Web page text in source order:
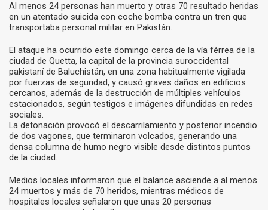
Al menos 24 personas han muerto y otras 70 resultado heridas
en un atentado suicida con coche bomba contra un tren que
transportaba personal militar en Pakistán.
El ataque ha ocurrido este domingo cerca de la vía férrea de la
ciudad de Quetta, la capital de la provincia suroccidental
pakistaní de Baluchistán, en una zona habitualmente vigilada
por fuerzas de seguridad, y causó graves daños en edificios
cercanos, además de la destrucción de múltiples vehículos
estacionados, según testigos e imágenes difundidas en redes
sociales.
La detonación provocó el descarrilamiento y posterior incendio
de dos vagones, que terminaron volcados, generando una
densa columna de humo negro visible desde distintos puntos
de la ciudad.
Medios locales informaron que el balance asciende a al menos
24 muertos y más de 70 heridos, mientras médicos de
hospitales locales señalaron que unas 20 personas